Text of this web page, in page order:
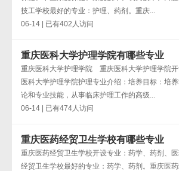
技工学校最好的专业：护理、药剂。重庆...
06-14 | 已有402人访问
重庆医科大学护理学院有哪些专业
重庆医科大学护理学院 重庆医科大学护理学院
医科大学护理学院护理专业介绍：培养目标：培
论和专业技能，从事临床护理工作的高级...
06-14 | 已有474人访问
重庆医药经贸卫生学校有哪些专业
重庆医药经贸卫生学校开设专业：药学、药剂、
经贸卫生学校最好的专业：药学、药剂。重庆医